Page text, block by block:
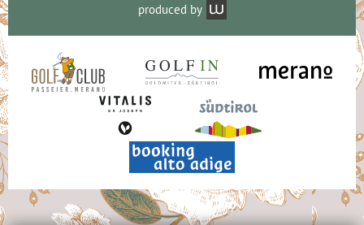
produced by